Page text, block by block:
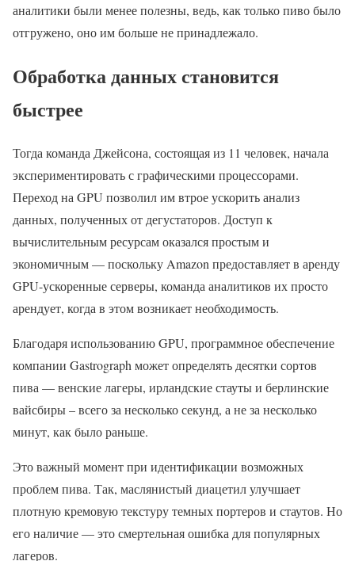
аналитики были менее полезны, ведь, как только пиво было
отгружено, оно им больше не принадлежало.
Обработка данных становится
быстрее
Тогда команда Джейсона, состоящая из 11 человек, начала
экспериментировать с графическими процессорами.
Переход на GPU позволил им втрое ускорить анализ
данных, полученных от дегустаторов. Доступ к
вычислительным ресурсам оказался простым и
экономичным — поскольку Amazon предоставляет в аренду
GPU-ускоренные серверы, команда аналитиков их просто
арендует, когда в этом возникает необходимость.
Благодаря использованию GPU, программное обеспечение
компании Gastrograph может определять десятки сортов
пива — венские лагеры, ирландские стауты и берлинские
вайсбиры – всего за несколько секунд, а не за несколько
минут, как было раньше.
Это важный момент при идентификации возможных
проблем пива. Так, маслянистый диацетил улучшает
плотную кремовую текстуру темных портеров и стаутов. Но
его наличие — это смертельная ошибка для популярных
лагеров.